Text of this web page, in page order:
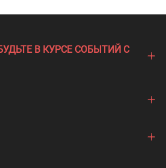
БУДЬТЕ В КУРСЕ СОБЫТИЙ С